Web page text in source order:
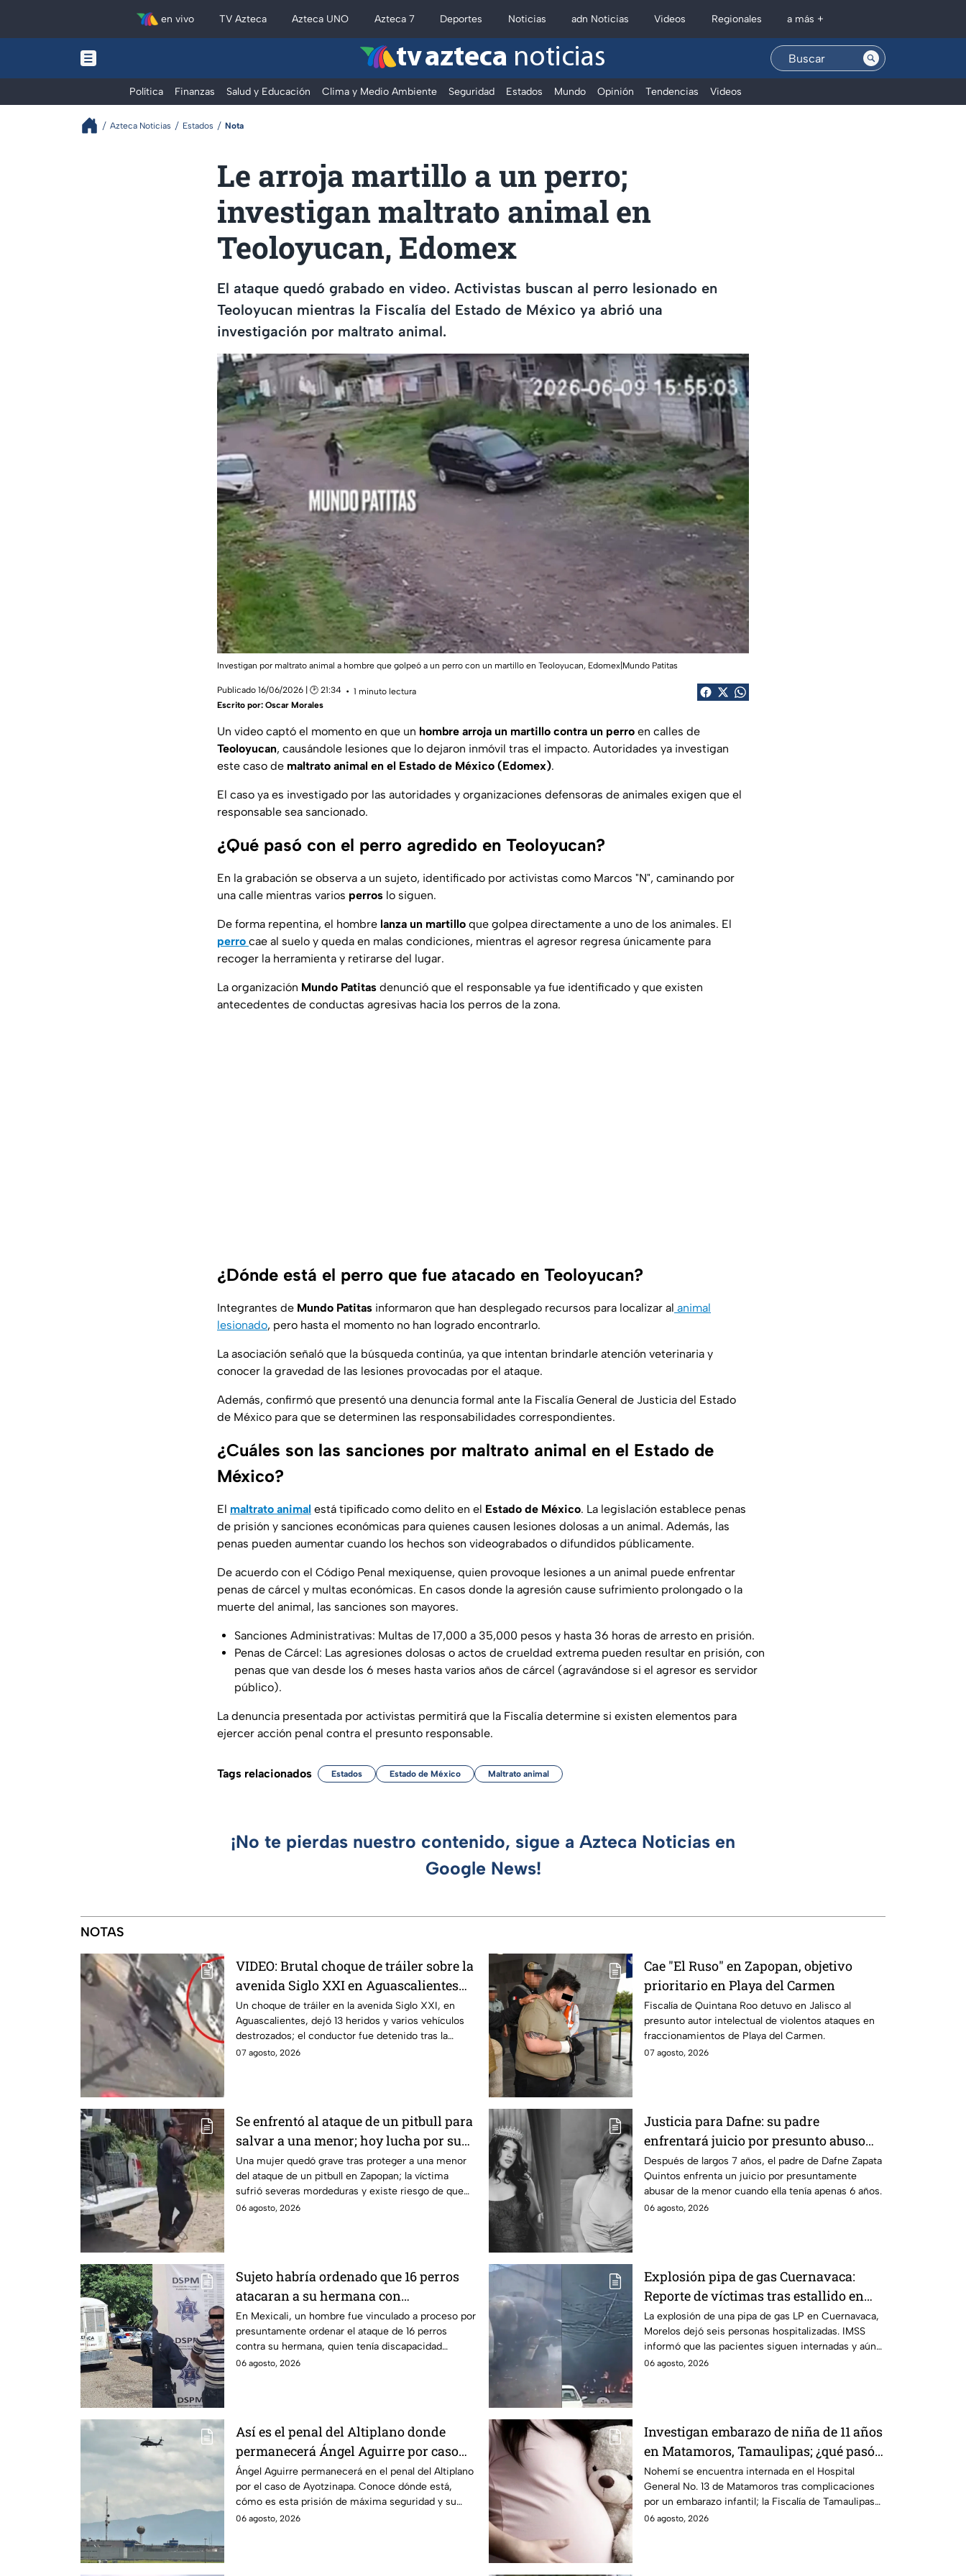
en vivo TV Azteca Azteca UNO Azteca 7 Deportes Noticias adn Noticias Videos Regionales a más +
tv azteca noticias
Política Finanzas Salud y Educación Clima y Medio Ambiente Seguridad Estados Mundo Opinión Tendencias Videos
Azteca Noticias Estados Nota
Le arroja martillo a un perro;
investigan maltrato animal en
Teoloyucan, Edomex
El ataque quedó grabado en video. Activistas buscan al perro lesionado en
Teoloyucan mientras la Fiscalía del Estado de México ya abrió una
investigación por maltrato animal.
Investigan por maltrato animal a hombre que golpeó a un perro con un martillo en Teoloyucan, Edomex|Mundo Patitas
Publicado 16/06/2026 | 🕑 21:34
1 minuto lectura
Escrito por: Oscar Morales
Un video captó el momento en que un hombre arroja un martillo contra un perro en calles de
Teoloyucan, causándole lesiones que lo dejaron inmóvil tras el impacto. Autoridades ya investigan
este caso de maltrato animal en el Estado de México (Edomex).
El caso ya es investigado por las autoridades y organizaciones defensoras de animales exigen que el
responsable sea sancionado.
¿Qué pasó con el perro agredido en Teoloyucan?
En la grabación se observa a un sujeto, identificado por activistas como Marcos "N", caminando por
una calle mientras varios perros lo siguen.
De forma repentina, el hombre lanza un martillo que golpea directamente a uno de los animales. El
perro cae al suelo y queda en malas condiciones, mientras el agresor regresa únicamente para
recoger la herramienta y retirarse del lugar.
La organización Mundo Patitas denunció que el responsable ya fue identificado y que existen
antecedentes de conductas agresivas hacia los perros de la zona.
¿Dónde está el perro que fue atacado en Teoloyucan?
Integrantes de Mundo Patitas informaron que han desplegado recursos para localizar al animal
lesionado, pero hasta el momento no han logrado encontrarlo.
La asociación señaló que la búsqueda continúa, ya que intentan brindarle atención veterinaria y
conocer la gravedad de las lesiones provocadas por el ataque.
Además, confirmó que presentó una denuncia formal ante la Fiscalía General de Justicia del Estado
de México para que se determinen las responsabilidades correspondientes.
¿Cuáles son las sanciones por maltrato animal en el Estado de
México?
El maltrato animal está tipificado como delito en el Estado de México. La legislación establece penas
de prisión y sanciones económicas para quienes causen lesiones dolosas a un animal. Además, las
penas pueden aumentar cuando los hechos son videograbados o difundidos públicamente.
De acuerdo con el Código Penal mexiquense, quien provoque lesiones a un animal puede enfrentar
penas de cárcel y multas económicas. En casos donde la agresión cause sufrimiento prolongado o la
muerte del animal, las sanciones son mayores.
Sanciones Administrativas: Multas de 17,000 a 35,000 pesos y hasta 36 horas de arresto en prisión.
Penas de Cárcel: Las agresiones dolosas o actos de crueldad extrema pueden resultar en prisión, con
penas que van desde los 6 meses hasta varios años de cárcel (agravándose si el agresor es servidor
público).
La denuncia presentada por activistas permitirá que la Fiscalía determine si existen elementos para
ejercer acción penal contra el presunto responsable.
Tags relacionados Estados Estado de México Maltrato animal
¡No te pierdas nuestro contenido, sigue a Azteca Noticias en
Google News!
NOTAS
VIDEO: Brutal choque de tráiler sobre la
avenida Siglo XXI en Aguascalientes
deja varios heridos y destrozos
Un choque de tráiler en la avenida Siglo XXI, en
Aguascalientes, dejó 13 heridos y varios vehículos
destrozados; el conductor fue detenido tras la
carambola.
07 agosto, 2026
Cae "El Ruso" en Zapopan, objetivo
prioritario en Playa del Carmen
Fiscalía de Quintana Roo detuvo en Jalisco al
presunto autor intelectual de violentos ataques en
fraccionamientos de Playa del Carmen.
07 agosto, 2026
Se enfrentó al ataque de un pitbull para
salvar a una menor; hoy lucha por su
vida en Zapopan
Una mujer quedó grave tras proteger a una menor
del ataque de un pitbull en Zapopan; la víctima
sufrió severas mordeduras y existe riesgo de que
pierda un brazo.
06 agosto, 2026
Justicia para Dafne: su padre
enfrentará juicio por presunto abuso
cometido en 2019 en Tamaulipas
Después de largos 7 años, el padre de Dafne Zapata
Quintos enfrenta un juicio por presuntamente
abusar de la menor cuando ella tenía apenas 6 años.
06 agosto, 2026
Sujeto habría ordenado que 16 perros
atacaran a su hermana con
discapacidad en Mexicali, BC
En Mexicali, un hombre fue vinculado a proceso por
presuntamente ordenar el ataque de 16 perros
contra su hermana, quien tenía discapacidad
auditiva.
06 agosto, 2026
Explosión pipa de gas Cuernavaca:
Reporte de víctimas tras estallido en
Morelos
La explosión de una pipa de gas LP en Cuernavaca,
Morelos dejó seis personas hospitalizadas. IMSS
informó que las pacientes siguen internadas y aún
no hay parte médico.
06 agosto, 2026
Así es el penal del Altiplano donde
permanecerá Ángel Aguirre por caso
Ayotzinapa
Ángel Aguirre permanecerá en el penal del Altiplano
por el caso de Ayotzinapa. Conoce dónde está,
cómo es esta prisión de máxima seguridad y su
historia.
06 agosto, 2026
Investigan embarazo de niña de 11 años
en Matamoros, Tamaulipas; ¿qué pasó
con Nohemí?
Nohemí se encuentra internada en el Hospital
General No. 13 de Matamoros tras complicaciones
por un embarazo infantil; la Fiscalía de Tamaulipas
ya investiga.
06 agosto, 2026